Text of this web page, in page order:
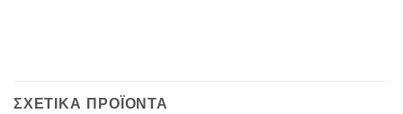
ΣΧΕΤΙΚΆ ΠΡΟΪΌΝΤΑ